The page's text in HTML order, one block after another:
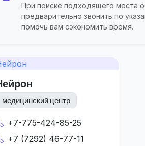
При поиске подходящего места
предварительно звонить по
помочь вам сэкономить время.
медицинский центр
+7-775-424-85-25
+7 (7292) 46-77-11